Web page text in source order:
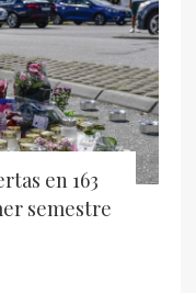
en 163
semestre